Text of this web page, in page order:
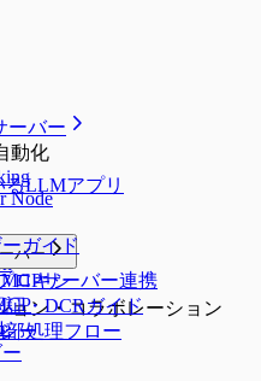
ーバー
動化
Node
ョン・コラボレーション
LLMアプリ
バー
サーバー連携
証・DCRガイド
部処理フロー
ロキシ
ガイド
ー